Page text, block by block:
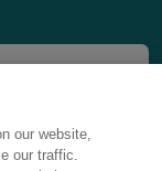
our website,
our traffic.